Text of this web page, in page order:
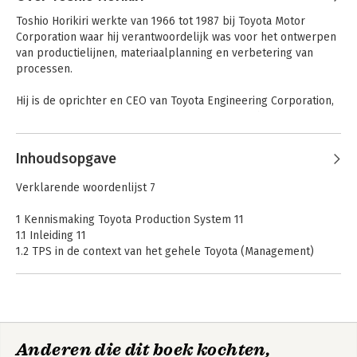
informatiearchitectuur
Bekijk alle boeken
Kennismaken met
Lean
Lean Management
Systeem
Bekijk alle boeken
Lean Management
Systeem
Toshio Horikiri werkte van 1966 tot 1987 bij Toyota Motor
Corporation waar hij verantwoordelijk was voor het ontwerpen
van productielijnen, materiaalplanning en verbetering van
processen.
Hij is de oprichter en CEO van Toyota Engineering Corporation,
Certificaat Instituut. Hij ontwikkelde Total-Toyota Production
helpen om in een korte tijd een sterke verbetercultuur te
creëren, net zoals Toyota heeft.
Andere boeken door Toshio
Horikiri
Inhoudsopgave
Verklarende woordenlijst 7
1 Kennismaking Toyota Production System 11
1.1 Inleiding 11
1.2 TPS in de context van het gehele Toyota (Management)
Anderen die dit boek kochten,